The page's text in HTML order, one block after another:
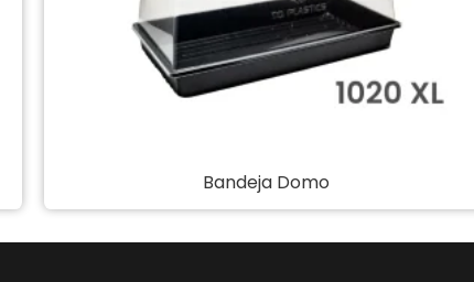
Bandeja Domo